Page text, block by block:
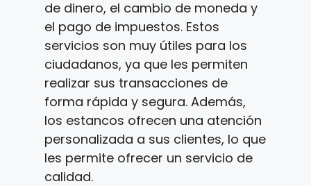
de dinero, el cambio de moneda y
el pago de impuestos. Estos
servicios son muy útiles para los
ciudadanos, ya que les permiten
realizar sus transacciones de
forma rápida y segura. Además,
los estancos ofrecen una atención
personalizada a sus clientes, lo que
les permite ofrecer un servicio de
calidad.